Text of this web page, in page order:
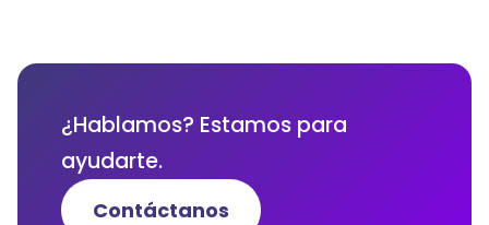
¿Hablamos? Estamos para
ayudarte.
Contáctanos